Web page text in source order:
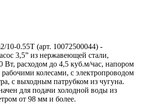
10-0.55T (арт. 10072500044) -
3,5” из нержавеющей стали,
Вт, расходом до 4,5 куб.м/час, напором
колесами, с электропроводом
с выходным патрубком из чугуна.
для подачи холодной воды из
от 98 мм и более.